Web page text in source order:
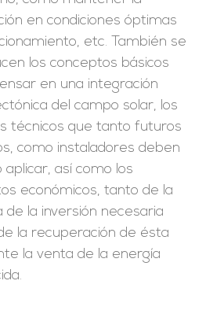
en condiciones óptimas
etc. También se
los conceptos básicos
en una integración
del campo solar, los
técnicos que tanto futuros
como instaladores deben
aplicar, así como los
económicos, tanto de la
de la inversión necesaria
la recuperación de ésta
la venta de la energía